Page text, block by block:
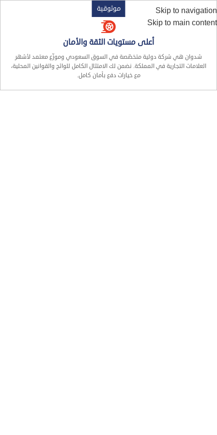
Skip to navigation
Skip to main content
أعلى مستويات الثقة والأمان
شدوان هي شركة دولية متخصّصة في السوق السعودي وموزّع معتمد لأشهر
العلامات التجارية في المملكة. نضمن لك الامتثال الكامل للوائح والقوانين المحلية،
مع خيارات دفع بأمان كامل.
موثوقية